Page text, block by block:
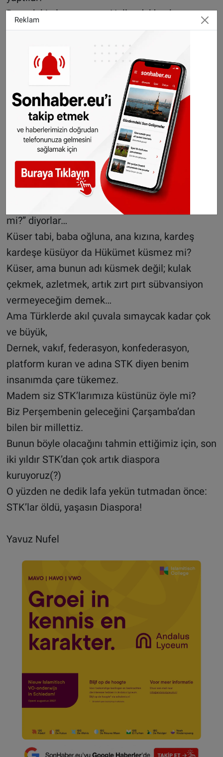
Demek ki olmuyormuş, Hollanda’da okunma
sayısı iki elin parmaklarını geçmeyen ama
sosyal kalemine kurban olduğum yazarlarımız ,
STK temsilerimiz isyan edecekler, Hükümete
gerekli cevabı vercekleri kesin!
Hükümet de üç vakte kadar STK
temsilcilerimizi tekrar meclise davet ederek, “
Bi zettik siz etmeyin” diyecektir, göreceksiniz…
( Buraya acı acı bir gülme efekti istiyorum )
Daha ne istiyorsunuz?
Espri bir yana STK’lar görevini hiç bir zaman
yapmadı.
Şimdi kalkmışlar , “Hükümet STK’lara küser
mi?” diyorlar…
Küser tabi, baba oğluna, ana kızına, kardeş
kardeşe küsüyor da Hükümet küsmez mi?
Küser, ama bunun adı küsmek değil; kulak
çekmek, azletmek, artık zırt pırt sübvansiyon
vermeyeceğim demek…
Ama Türklerde akıl çuvala sımaycak kadar çok
ve büyük,
Dernek, vakıf, federasyon, konfederasyon,
platform kuran ve adına STK diyen benim
insanımda çare tükemez.
Madem siz STK’larımıza küstünüz öyle mi?
Biz Perşembenin geleceğini Çarşamba’dan
bilen bir millettiz.
Bunun böyle olacağını tahmin ettiğimiz için, son
iki yıldır STK’dan çok artık diaspora
kuruyoruz(?)
O yüzden ne dedik lafa yekün tutmadan önce:
STK’lar öldü, yaşasın Diaspora!
Yavuz Nufel
Reklam